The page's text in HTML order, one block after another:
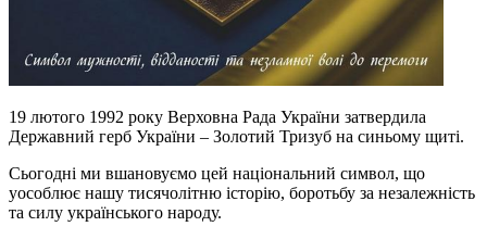
19 лютого 1992 року Верховна Рада України затвердила
Державний герб України – Золотий Тризуб на синьому щиті.
Сьогодні ми вшановуємо цей національний символ, що
уособлює нашу тисячолітню історію, боротьбу за незалежність
та силу українського народу.